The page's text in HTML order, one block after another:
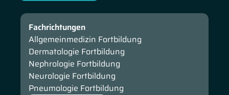
Fachrichtungen
Allgemeinmedizin Fortbildung
Dermatologie Fortbildung
Nephrologie Fortbildung
Neurologie Fortbildung
Pneumologie Fortbildung